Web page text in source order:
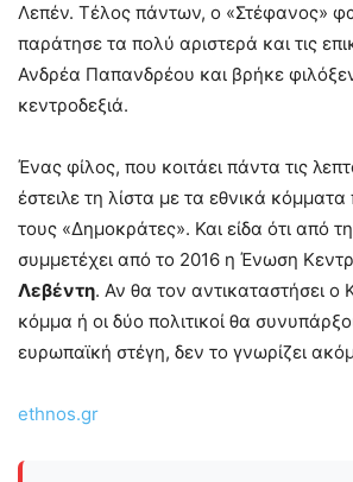
Λεπέν. Τέλος πάντων, ο «Στέφανος»
παράτησε τα πολύ αριστερά και τις
Ανδρέα Παπανδρέου και βρήκε
κεντροδεξιά.
Ένας φίλος, που κοιτάει πάντα τις
έστειλε τη λίστα με τα εθνικά
τους «Δημοκράτες». Και είδα ότι από
συμμετέχει από το 2016 η Ένωση
Λεβέντη. Αν θα τον αντικαταστήσει ο
κόμμα ή οι δύο πολιτικοί θα
ευρωπαϊκή στέγη, δεν το γνωρίζει
ethnos.gr